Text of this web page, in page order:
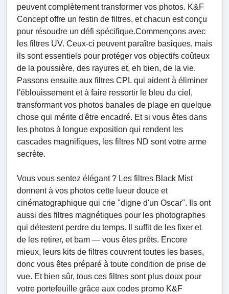
peuvent complètement transformer vos photos. K&F
Concept offre un festin de filtres, et chacun est conçu
pour résoudre un défi spécifique.Commençons avec
les filtres UV. Ceux-ci peuvent paraître basiques, mais
ils sont essentiels pour protéger vos objectifs coûteux
de la poussière, des rayures et, eh bien, de la vie.
Passons ensuite aux filtres CPL qui aident à éliminer
l'éblouissement et à faire ressortir le bleu du ciel,
transformant vos photos banales de plage en quelque
chose qui mérite d'être encadré. Et si vous êtes dans
les photos à longue exposition qui rendent les
cascades magnifiques, les filtres ND sont votre arme
secrète.
Vous vous sentez élégant ? Les filtres Black Mist
donnent à vos photos cette lueur douce et
cinématographique qui crie "digne d'un Oscar". Ils ont
aussi des filtres magnétiques pour les photographes
qui détestent perdre du temps. Il suffit de les fixer et
de les retirer, et bam — vous êtes prêts. Encore
mieux, leurs kits de filtres couvrent toutes les bases,
donc vous êtes préparé à toute condition de prise de
vue. Et bien sûr, tous ces filtres sont plus doux pour
votre portefeuille grâce aux codes promo K&F